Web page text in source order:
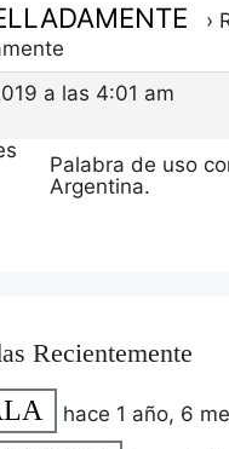
›
a las 4:01 am
Palabra de uso
Argentina.
Recientemente
hace 1 año, 6